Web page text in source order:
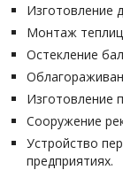
Изготовление
Монтаж
Остекление
Изготовление
Сооружение
Устройство
предприятиях.